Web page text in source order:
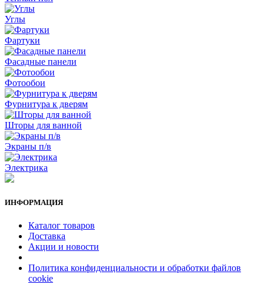
Углы
Фартуки
Фасадные панели
Фотообои
Фурнитура к дверям
Шторы для ванной
Экраны п/в
Электрика
ИНФОРМАЦИЯ
Каталог товаров
Доставка
Акции и новости
Политика конфиденциальности и обработки файлов
cookie